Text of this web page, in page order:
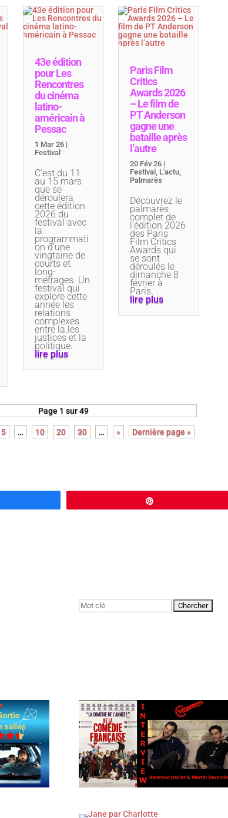
43e édition
pour Les
Rencontres
du cinéma
latino-
américain à
Pessac
1 Mar 26 |
Festival
C’est du 11
au 15 mars
que se
déroulera
cette édition
2026 du
festival avec
la
programmati
on d’une
vingtaine de
courts et
long-
métrages. Un
festival qui
explore cette
année les
relations
complexes
entre la.les
justices et la
politique.
lire plus
Paris Film
Critics
Awards 2026
– Le film de
PT Anderson
gagne une
bataille après
l’autre
20 Fév 26 |
Festival , L'actu,
Palmarès
Découvrez le
palmarès
complet de
l’édition 2026
des Paris
Film Critics
Awards qui
se sont
déroulés le
dimanche 8
février à
Paris.
lire plus
Page 1 sur 49
5 … 10 20 30 … » Dernière page »
Rechercher: